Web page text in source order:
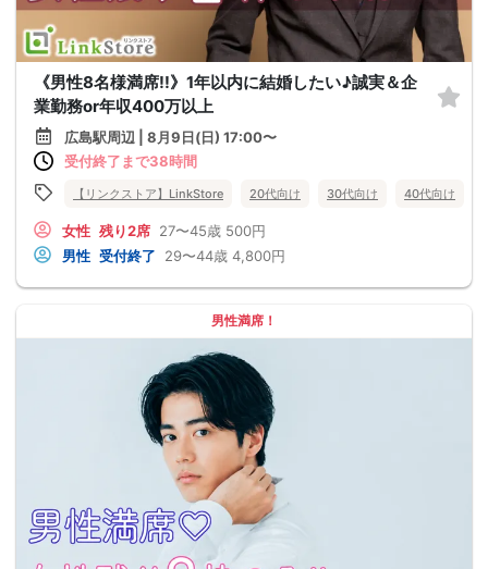
《男性8名様満席!!》1年以内に結婚したい♪誠実＆企
業勤務or年収400万以上
広島駅周辺 | 8月9日(日) 17:00〜
受付終了まで38時間
【リンクストア】LinkStore 20代向け 30代向け 40代向け
女性 残り2席 27〜45歳 500円
男性 受付終了 29〜44歳 4,800円
男性満席！